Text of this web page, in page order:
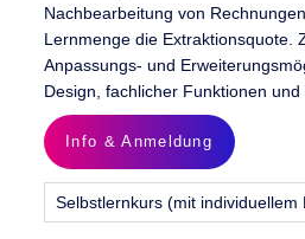
Nachbearbeitung von
Lernmenge die Extraktionsquote.
Anpassungs- und
Design, fachlicher Funktionen
Info & Anmeldung
Selbstlernkurs (mit individuellem